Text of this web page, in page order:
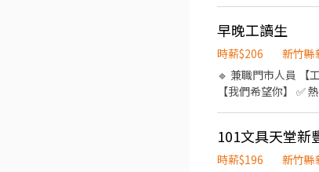
✨Gogoro✨台北/龜
k6z0rMroE5pW .
https://
早晚工讀生
時薪$206
新竹縣
🔹 兼職門市人員 【工作內容】 ✔ 顧客服務與商品介紹 ✔ 收銀結帳 ✔ 商品補貨、陳列整理 ✔ 維持賣場整潔 ✔ 協助門市日常營運
【我們希望你】 ✅ 熱情、有責任感 ✅ 喜歡與人互動 ✅ 願意學習、具服務熱忱 ✅ 有門市或服務業經驗者佳（無經驗也歡迎） 【工
101文具天堂新
時薪$196
新竹縣